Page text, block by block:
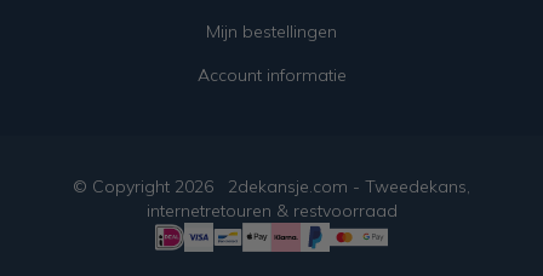
Mijn bestellingen
Account informatie
© Copyright 2026
2dekansje.com - Tweedekans,
internetretouren & restvoorraad